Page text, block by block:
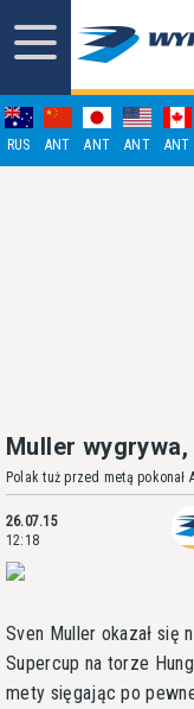
RUS ANT ANT ANT ANT
Muller
Polak tuż przed metą pokonał
26.07.15
12:18
Sven Muller okazał się
Supercup na torze
mety sięgając po